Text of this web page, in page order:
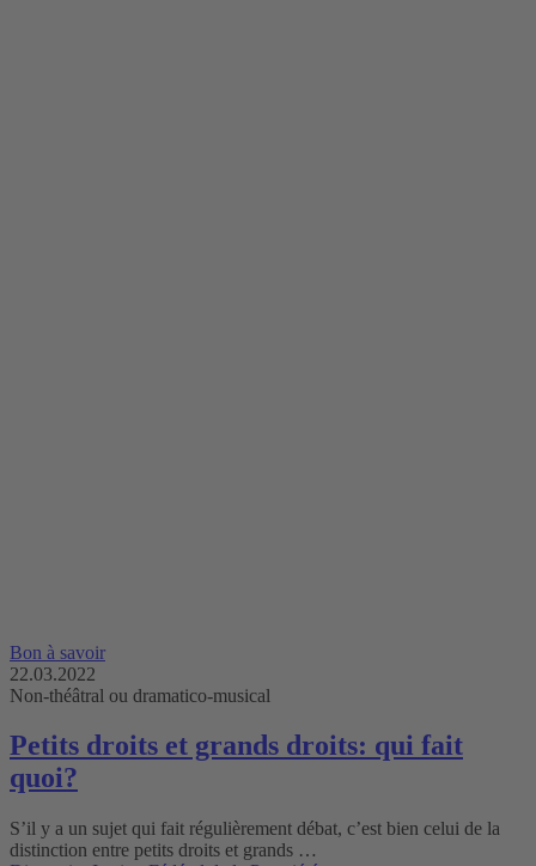
Bon à savoir
22.03.2022
Non-théâtral ou dramatico-musical
Petits droits et grands droits: qui fait
quoi?
S’il y a un sujet qui fait régulièrement débat, c’est bien celui de la
distinction entre petits droits et grands …